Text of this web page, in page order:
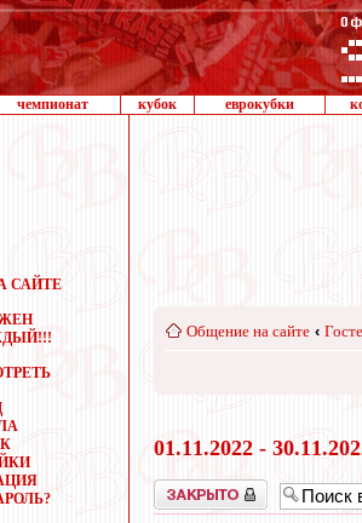
чемпионат кубок еврокубки
САЙТЕ
Общение на сайте ‹
01.11.2022 -
Закрыто